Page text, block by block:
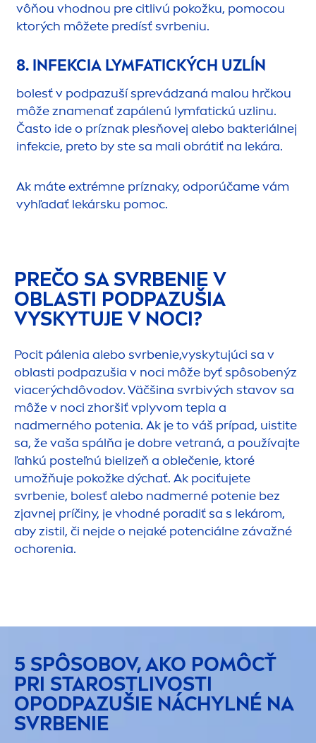
vôňou vhodnou pre citlivú pokožku, pomocou
ktorých môžete predísť svrbeniu.
8. INFEKCIA LYMFATICKÝCH UZLÍN
bolesť v podpazuší sprevádzaná malou hrčkou
môže znamenať zapálenú lymfatickú uzlinu.
Často ide o príznak plesňovej alebo bakteriálnej
infekcie, preto by ste sa mali obrátiť na lekára.
Ak máte extrémne príznaky, odporúčame vám
vyhľadať lekársku pomoc.
PREČO SA SVRBENIE V
OBLASTI PODPAZUŠIA
VYSKYTUJE V NOCI?
Pocit pálenia alebo svrbenie,vyskytujúci sa v
oblasti podpazušia v noci môže byť spôsobenýz
viacerýchdôvodov. Väčšina svrbivých stavov sa
môže v noci zhoršiť vplyvom tepla a
nadmerného potenia. Ak je to váš prípad, uistite
sa, že vaša spálňa je dobre vetraná, a používajte
ľahkú posteľnú bielizeň a oblečenie, ktoré
umožňuje pokožke dýchať. Ak pociťujete
svrbenie, bolesť alebo nadmerné potenie bez
zjavnej príčiny, je vhodné poradiť sa s lekárom,
aby zistil, či nejde o nejaké potenciálne závažné
ochorenia.
5 SPÔSOBOV, AKO POMÔCŤ
PRI STAROSTLIVOSTI
OPODPAZUŠIE NÁCHYLNÉ NA
SVRBENIE